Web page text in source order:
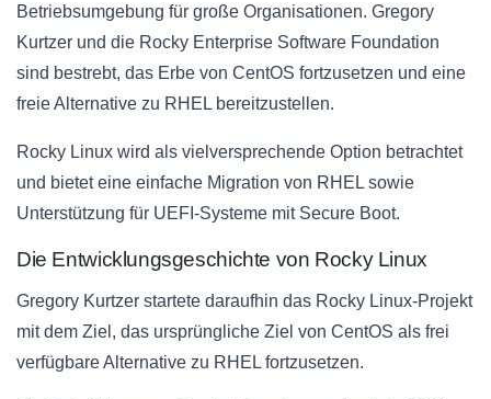
Betriebsumgebung für große Organisationen. Gregory
Kurtzer und die Rocky Enterprise Software Foundation
sind bestrebt, das Erbe von CentOS fortzusetzen und eine
freie Alternative zu RHEL bereitzustellen.
Rocky Linux wird als vielversprechende Option betrachtet
und bietet eine einfache Migration von RHEL sowie
Unterstützung für UEFI-Systeme mit Secure Boot.
Die Entwicklungsgeschichte von Rocky Linux
Gregory Kurtzer startete daraufhin das Rocky Linux-Projekt
mit dem Ziel, das ursprüngliche Ziel von CentOS als frei
verfügbare Alternative zu RHEL fortzusetzen.